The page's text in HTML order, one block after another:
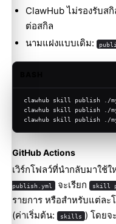
ClawHub ไม่รองรับส
ต่อสกิล
นามแฝงแบบเดิม:
clawhub skill publish ./
clawhub skill publish ./
clawhub skill publish ./
GitHub Actions
เวิร์กโฟลว์ที่นำกลับมาใช้
publish.yml จะเรียก skill
รายการ หรือสำหรับแต่ละ
(ค่าเริ่มต้น: skills ) โดยจ